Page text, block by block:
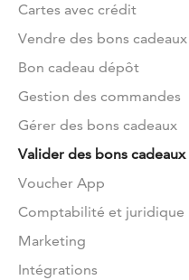
Cartes avec crédit
Vendre des bons cadeaux
Bon cadeau dépôt
Gestion des commandes
Gérer des bons cadeaux
Valider des bons cadeaux
Voucher App
Comptabilité et juridique
Marketing
Intégrations